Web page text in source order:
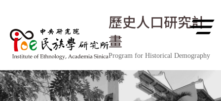
歷史人口研究計
畫
Program for Historical Demography